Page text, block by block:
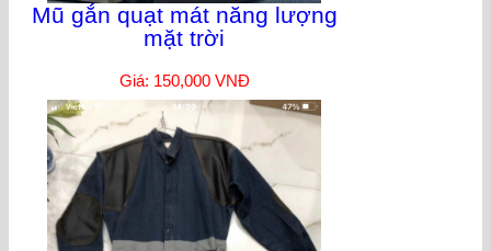
Mũ gắn quạt mát năng lượng
mặt trời
Giá: 150,000 VNĐ